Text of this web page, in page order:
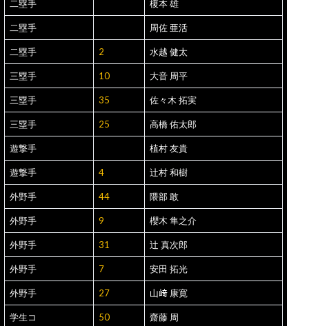
二塁手 榎本 雄
二塁手 周佐 亜活
二塁手 2 水越 健太
三塁手 10 大音 周平
三塁手 35 佐々木 拓実
三塁手 25 高橋 佑太郎
遊撃手 植村 友貴
遊撃手 4 辻村 和樹
外野手 44 隈部 敢
外野手 9 櫻木 隼之介
外野手 31 辻 真次郎
外野手 7 安田 拓光
外野手 27 山﨑 康寛
学生コ 50 齋藤 周